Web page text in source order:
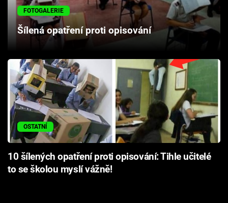
Cool Esport
Pořady
TV Program
Sledujte prima+
Přihlášení
Sledujte nás
FOTOGALERIE
Šílená opatření proti opisování
OSTATNÍ
10 šílených opatření proti opisování: Tihle učitelé
to se školou myslí vážně!